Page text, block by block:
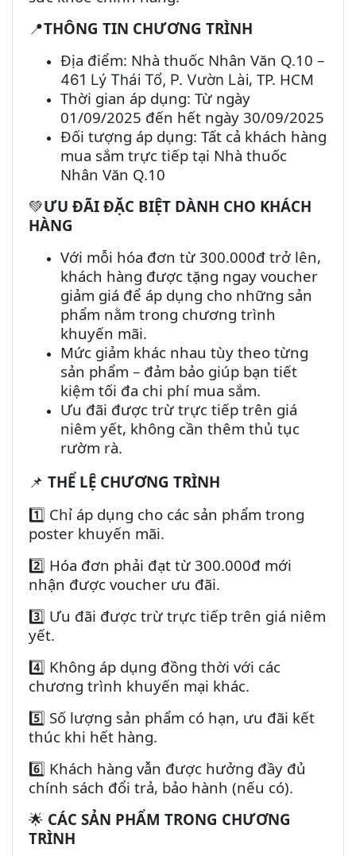
📍THÔNG TIN CHƯƠNG TRÌNH
Địa điểm: Nhà thuốc Nhân Văn Q.10 –
461 Lý Thái Tổ, P. Vườn Lài, TP. HCM
Thời gian áp dụng: Từ ngày
01/09/2025 đến hết ngày 30/09/2025
Đối tượng áp dụng: Tất cả khách hàng
mua sắm trực tiếp tại Nhà thuốc
Nhân Văn Q.10
💚ƯU ĐÃI ĐẶC BIỆT DÀNH CHO KHÁCH
HÀNG
Với mỗi hóa đơn từ 300.000đ trở lên,
khách hàng được tặng ngay voucher
giảm giá để áp dụng cho những sản
phẩm nằm trong chương trình
khuyến mãi.
Mức giảm khác nhau tùy theo từng
sản phẩm – đảm bảo giúp bạn tiết
kiệm tối đa chi phí mua sắm.
Ưu đãi được trừ trực tiếp trên giá
niêm yết, không cần thêm thủ tục
rườm rà.
📌 THỂ LỆ CHƯƠNG TRÌNH
1️⃣ Chỉ áp dụng cho các sản phẩm trong
poster khuyến mãi.
2️⃣ Hóa đơn phải đạt từ 300.000đ mới
nhận được voucher ưu đãi.
3️⃣ Ưu đãi được trừ trực tiếp trên giá niêm
yết.
4️⃣ Không áp dụng đồng thời với các
chương trình khuyến mại khác.
5️⃣ Số lượng sản phẩm có hạn, ưu đãi kết
thúc khi hết hàng.
6️⃣ Khách hàng vẫn được hưởng đầy đủ
chính sách đổi trả, bảo hành (nếu có).
🌟 CÁC SẢN PHẨM TRONG CHƯƠNG
TRÌNH